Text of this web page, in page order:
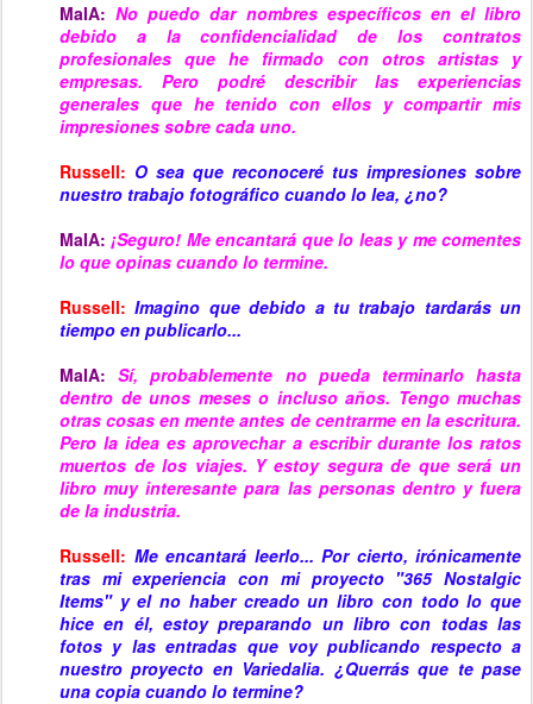
MaIA: No puedo dar nombres específicos en el libro
debido a la confidencialidad de los contratos
profesionales que he firmado con otros artistas y
empresas. Pero podré describir las experiencias
generales que he tenido con ellos y compartir mis
impresiones sobre cada uno.
Russell: O sea que reconoceré tus impresiones sobre
nuestro trabajo fotográfico cuando lo lea, ¿no?
MaIA: ¡Seguro! Me encantará que lo leas y me comentes
lo que opinas cuando lo termine.
Russell: Imagino que debido a tu trabajo tardarás un
tiempo en publicarlo...
MaIA: Sí, probablemente no pueda terminarlo hasta
dentro de unos meses o incluso años. Tengo muchas
otras cosas en mente antes de centrarme en la escritura.
Pero la idea es aprovechar a escribir durante los ratos
muertos de los viajes. Y estoy segura de que será un
libro muy interesante para las personas dentro y fuera
de la industria.
Russell: Me encantará leerlo... Por cierto, irónicamente
tras mi experiencia con mi proyecto "365 Nostalgic
Items" y el no haber creado un libro con todo lo que
hice en él, estoy preparando un libro con todas las
fotos y las entradas que voy publicando respecto a
nuestro proyecto en Variedalia. ¿Querrás que te pase
una copia cuando lo termine?